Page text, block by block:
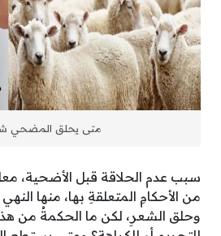
متى يحلق المضحي
سبب عدم الحلاقة قبل الأضحية،
من الأحكامِ المتعلقةِ بها، منها
وحلق الشعرِ، لكن ما الحكمةُ من